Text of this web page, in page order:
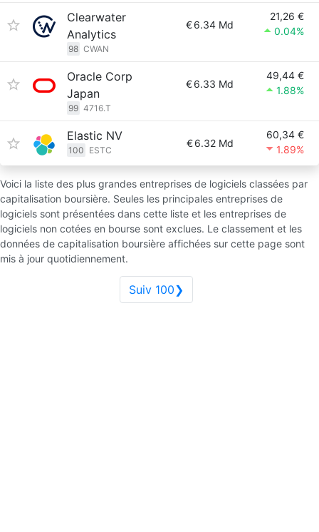
Clearwater
Analytics
98 CWAN
€6.34 Md
21,26 €
0.04%
Oracle Corp
Japan
99 4716.T
€6.33 Md
49,44 €
1.88%
Elastic NV
100 ESTC
€6.32 Md
60,34 €
1.89%
Voici la liste des plus grandes entreprises de logiciels classées par
capitalisation boursière. Seules les principales entreprises de
logiciels sont présentées dans cette liste et les entreprises de
logiciels non cotées en bourse sont exclues. Le classement et les
données de capitalisation boursière affichées sur cette page sont
mis à jour quotidiennement.
Suiv 100❯